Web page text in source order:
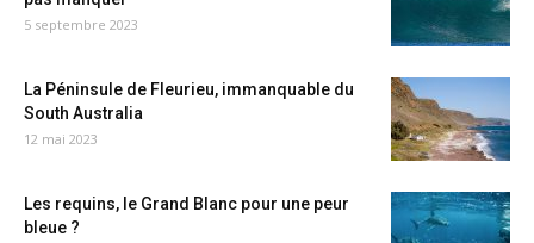
5 septembre 2023
La Péninsule de Fleurieu, immanquable du
South Australia
12 mai 2023
Les requins, le Grand Blanc pour une peur
bleue ?